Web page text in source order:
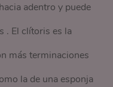
adentro y puede
. El clítoris es la
más terminaciones
la de una esponja